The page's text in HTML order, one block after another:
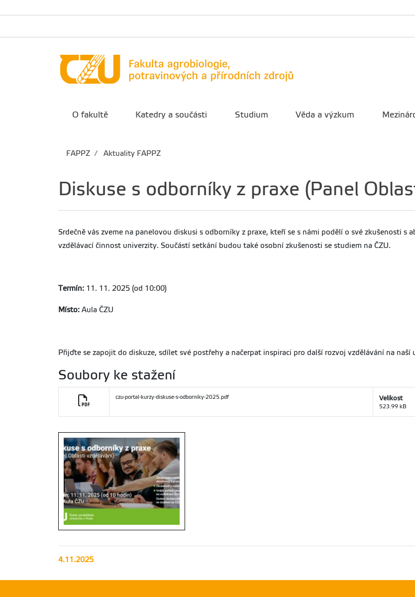
O fakultě Katedry a součásti Studium Věda a výzkum
FAPPZ Aktuality FAPPZ
Diskuse s odborníky z praxe (Panel
Srdečně vás zveme na panelovou diskusi s odborníky z praxe, kteří se s námi podělí o své zkušenosti s
vzdělávací činnost univerzity. Součástí setkání budou také osobní zkušenosti se studiem na ČZU.
Termín: 11. 11. 2025 (od 10:00)
Místo: Aula ČZU
Přijďte se zapojit do diskuze, sdílet své postřehy a načerpat inspiraci pro další rozvoj vzdělávání na naší
Soubory ke stažení
czu-portal-kurzy-diskuse-s-odborniky-2025.pdf Velikost
523.99 kB
Diskuse s odborníky z praxe (Panel Oblasti
4.11.2025